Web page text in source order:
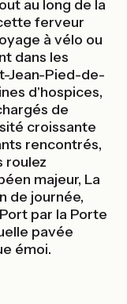
au long de la
ferveur
à vélo ou
dans les
Jean-Pied-de-
d'hospices,
de
croissante
rencontrés,
roulez
majeur, La
de journée,
par la Porte
pavée
émoi.